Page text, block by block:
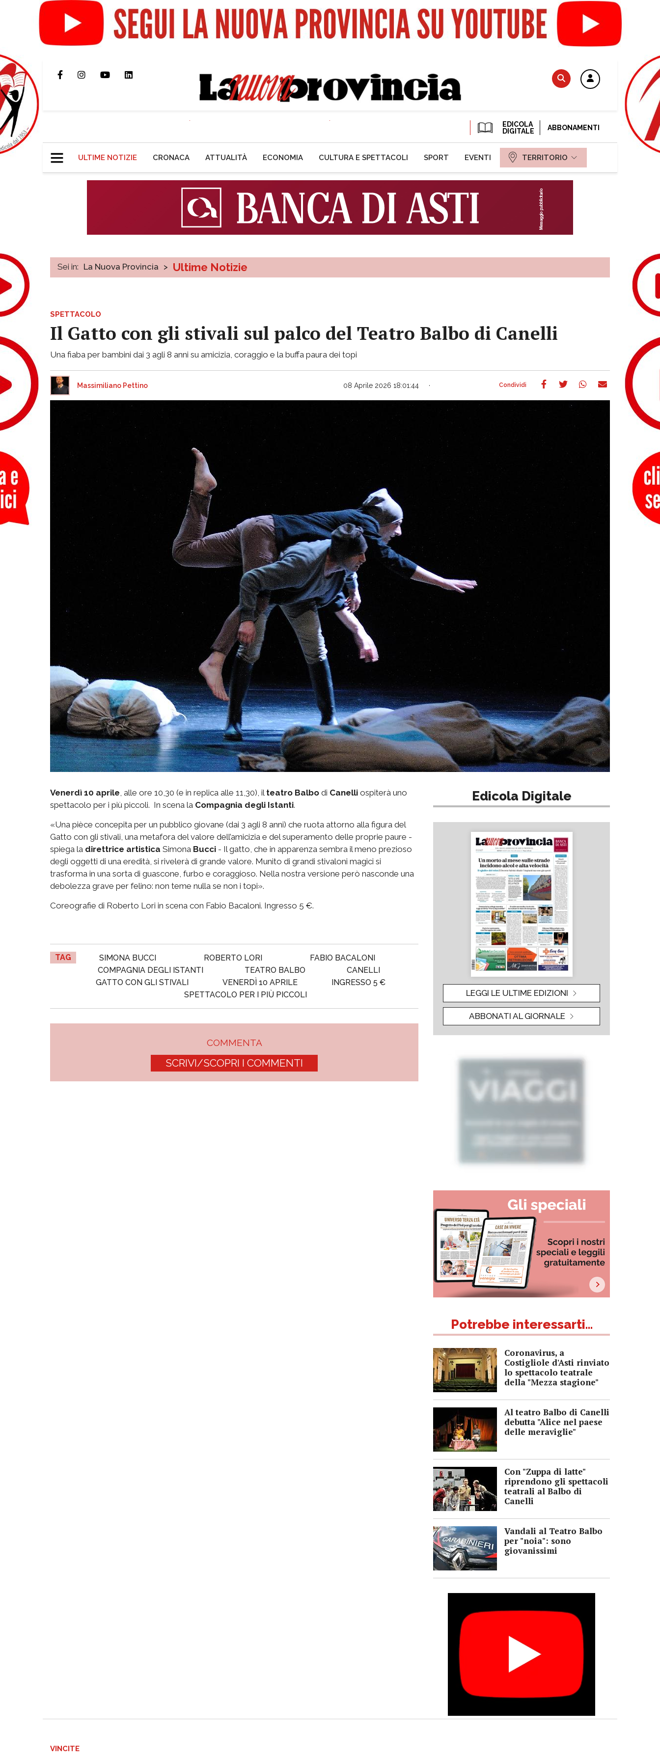
EDICOLA
DIGITALE
ABBONAMENTI
ULTIME NOTIZIE CRONACA ATTUALITÀ ECONOMIA CULTURA E SPETTACOLI SPORT EVENTI TERRITORIO
Sei in: La Nuova Provincia > Ultime Notizie
SPETTACOLO
Il Gatto con gli stivali sul palco del Teatro Balbo di Canelli
Una fiaba per bambini dai 3 agli 8 anni su amicizia, coraggio e la buffa paura dei topi
Massimiliano Pettino 08 Aprile 2026 18:01:44
Venerdì 10 aprile , alle ore 10,30 (e in replica alle 11,30), il teatro Balbo di Canelli ospiterà uno
spettacolo per i più piccoli. In scena la Compagnia degli Istanti.
«Una pièce concepita per un pubblico giovane (dai 3 agli 8 anni) che ruota attorno alla figura del
Gatto con gli stivali, una metafora del valore dell’amicizia e del superamento delle proprie paure -
spiega la direttrice artistica Simona Bucci - Il gatto, che in apparenza sembra il meno prezioso
degli oggetti di una eredità, si rivelerà di grande valore. Munito di grandi stivaloni magici si
trasforma in una sorta di guascone, furbo e coraggioso. Nella nostra versione però nasconde una
debolezza grave per felino: non teme nulla se non i topi».
Coreografie di Roberto Lori in scena con Fabio Bacaloni. Ingresso 5 €.
TAG SIMONA BUCCI ROBERTO LORI
FABIO BACALONI
COMPAGNIA DEGLI ISTANTI
TEATRO BALBO
CANELLI
GATTO CON GLI STIVALI
VENERDÌ 10 APRILE
INGRESSO 5 €
SPETTACOLO PER I PIÙ PICCOLI
COMMENTA
SCRIVI/SCOPRI I COMMENTI
Edicola Digitale
LEGGI LE ULTIME EDIZIONI
ABBONATI AL GIORNALE
Potrebbe interessarti...
Coronavirus, a
Costigliole d'Asti rinviato
lo spettacolo teatrale
della "Mezza stagione"
Al teatro Balbo di Canelli
debutta "Alice nel paese
delle meraviglie"
Con "Zuppa di latte"
riprendono gli spettacoli
teatrali al Balbo di
Canelli
Vandali al Teatro Balbo
per "noia": sono
giovanissimi
VINCITE